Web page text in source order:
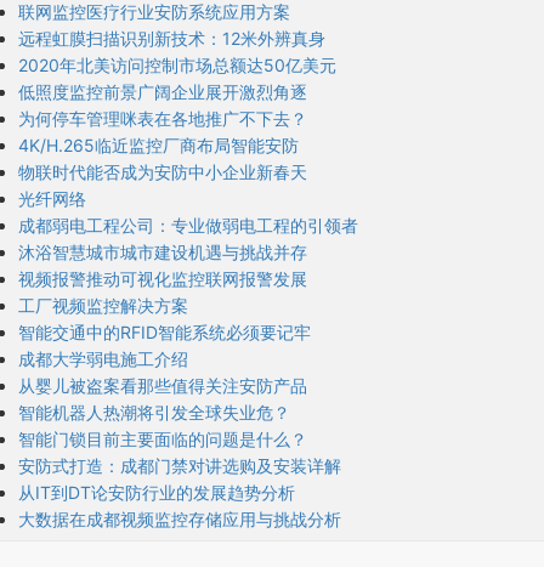
联网监控医疗行业安防系统应用方案
远程虹膜扫描识别新技术：12米外辨真身
2020年北美访问控制市场总额达50亿美元
低照度监控前景广阔企业展开激烈角逐
为何停车管理咪表在各地推广不下去？
4K/H.265临近监控厂商布局智能安防
物联时代能否成为安防中小企业新春天
光纤网络
成都弱电工程公司：专业做弱电工程的引领者
沐浴智慧城市城市建设机遇与挑战并存
视频报警推动可视化监控联网报警发展
工厂视频监控解决方案
智能交通中的RFID智能系统必须要记牢
成都大学弱电施工介绍
从婴儿被盗案看那些值得关注安防产品
智能机器人热潮将引发全球失业危？
智能门锁目前主要面临的问题是什么？
安防式打造：成都门禁对讲选购及安装详解
从IT到DT论安防行业的发展趋势分析
大数据在成都视频监控存储应用与挑战分析